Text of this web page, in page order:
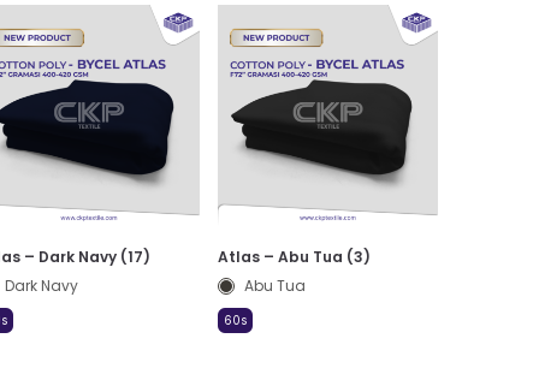
– Dark Navy (17)
Dark Navy
Atlas – Abu Tua (3)
Abu Tua
60s